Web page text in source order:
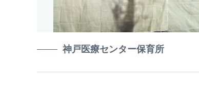
神戸医療センター保育所